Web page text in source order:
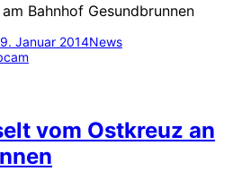
Bahnhof Gesundbrunnen
Januar 2014News
vom Ostkreuz an